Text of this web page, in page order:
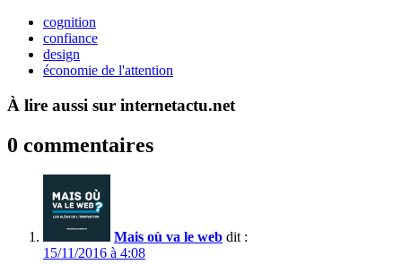
cognition
confiance
design
économie de l'attention
À lire aussi sur internetactu.net
0 commentaires
Mais où va le web dit :
15/11/2016 à 4:08